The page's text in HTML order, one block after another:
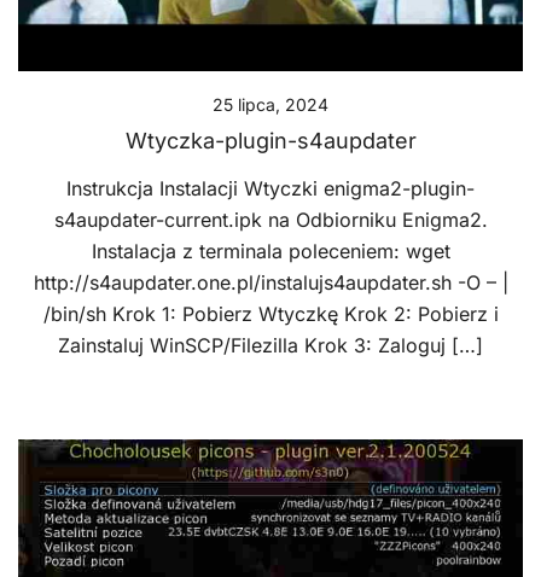
25 lipca, 2024
Wtyczka-plugin-s4aupdater
Instrukcja Instalacji Wtyczki enigma2-plugin-
s4aupdater-current.ipk na Odbiorniku Enigma2.
Instalacja z terminala poleceniem: wget
http://s4aupdater.one.pl/instalujs4aupdater.sh -O – |
/bin/sh Krok 1: Pobierz Wtyczkę Krok 2: Pobierz i
Zainstaluj WinSCP/Filezilla Krok 3: Zaloguj […]